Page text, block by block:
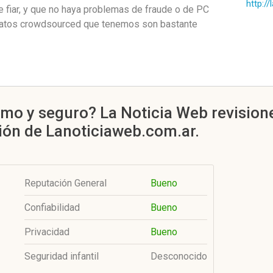
y que no haya problemas de fraude o de PC
crowdsourced que tenemos son bastante
http://
y seguro? La Noticia Web
de Lanoticiaweb.com.ar.
Reputación General Bueno
Confiabilidad Bueno
Privacidad Bueno
Seguridad infantil Desconocido